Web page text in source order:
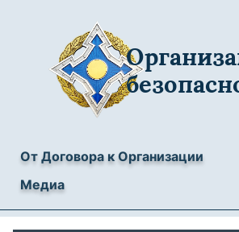
От Договора к Организации
Медиа